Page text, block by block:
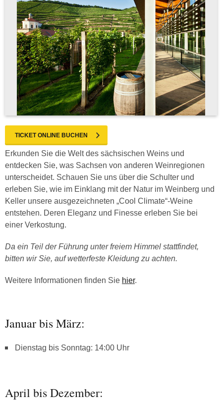
TICKET ONLINE BUCHEN
Erkunden Sie die Welt des sächsischen Weins und
entdecken Sie, was Sachsen von anderen Weinregionen
unterscheidet. Schauen Sie uns über die Schulter und
erleben Sie, wie im Einklang mit der Natur im Weinberg und
Keller unsere ausgezeichneten „Cool Climate“-Weine
entstehen. Deren Eleganz und Finesse erleben Sie bei
einer Verkostung.
Da ein Teil der Führung unter freiem Himmel stattfindet,
bitten wir Sie, auf wetterfeste Kleidung zu achten.
Weitere Informationen finden Sie hier.
Januar bis März:
Dienstag bis Sonntag: 14:00 Uhr
April bis Dezember: